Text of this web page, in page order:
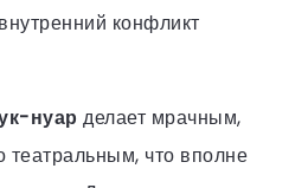
конфликт
нуар делает мрачным,
что вполне